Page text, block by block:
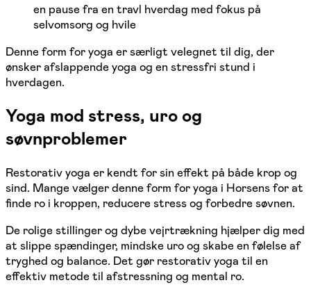
en pause fra en travl hverdag med fokus på
selvomsorg og hvile
Denne form for yoga er særligt velegnet til dig, der
ønsker afslappende yoga og en stressfri stund i
hverdagen.
Yoga mod stress, uro og
søvnproblemer
Restorativ yoga er kendt for sin effekt på både krop og
sind. Mange vælger denne form for yoga i Horsens for at
finde ro i kroppen, reducere stress og forbedre søvnen.
De rolige stillinger og dybe vejrtrækning hjælper dig med
at slippe spændinger, mindske uro og skabe en følelse af
tryghed og balance. Det gør restorativ yoga til en
effektiv metode til afstressning og mental ro.